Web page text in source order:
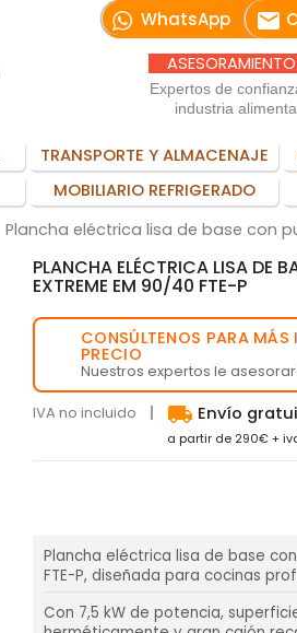
WhatsApp email
Expertos de
industria
TRANSPORTE Y ALMACENAJE
MOBILIARIO REFRIGERADO
Plancha eléctrica lisa de base con
PLANCHA ELÉCTRICA LISA DE
EXTREME EM 90/40 FTE-P
CONSÚLTENOS PARA
PRECIO
Nuestros expertos le
IVA no incluido local_shipping Envío
a partir de 290€ +
Plancha eléctrica lisa de base
FTE-P, diseñada para cocinas
Con 7,5 kW de potencia,